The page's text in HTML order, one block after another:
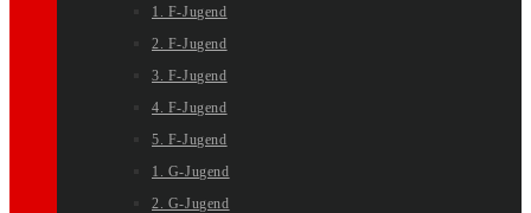
1. F-Jugend
2. F-Jugend
3. F-Jugend
4. F-Jugend
5. F-Jugend
1. G-Jugend
2. G-Jugend